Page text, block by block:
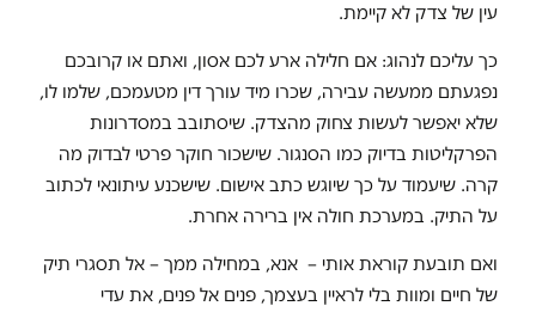
עין של צדק לא קיימת.
כך עליכם לנהוג: אם חלילה ארע לכם אסון, ואתם או קרובכם
נפגעתם ממעשה עבירה, שכרו מיד עורך דין מטעמכם, שלמו לו,
שלא יאפשר לעשות צחוק מהצדק. שיסתובב במסדרונות
הפרקליטות בדיוק כמו הסנגור. שישכור חוקר פרטי לבדוק מה
קרה. שיעמוד על כך שיוגש כתב אישום. שישכנע עיתונאי לכתוב
על התיק. במערכת חולה אין ברירה אחרת.
ואם תובעת קוראת אותי – אנא, במחילה ממך – אל תסגרי תיק
של חיים ומוות בלי לראיין בעצמך, פנים אל פנים, את עדי